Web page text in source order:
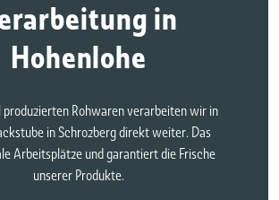
in
Hohenlohe
produzierten Rohwaren verarbeiten wir in
in Schrozberg direkt weiter. Das
Arbeitsplätze und garantiert die Frische
unserer Produkte.